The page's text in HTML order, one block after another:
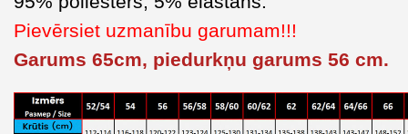
Pievērsiet uzmanību garumam!!!
Garums 65cm, piedurkņu garums 56 cm.